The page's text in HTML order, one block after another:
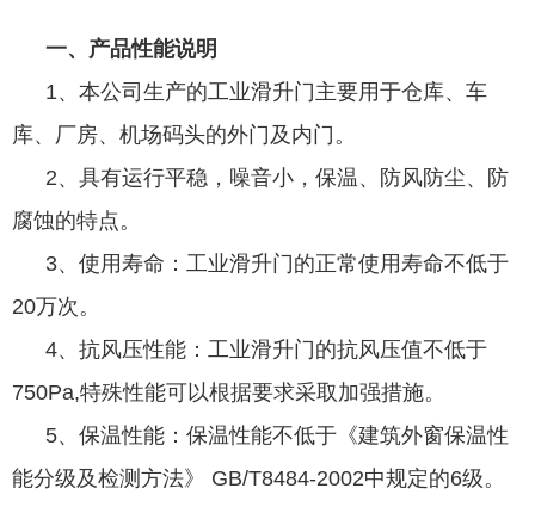
一、产品性能说明
1、本公司生产的工业滑升门主要用于仓库、车
库、厂房、机场码头的外门及内门。
2、具有运行平稳，噪音小，保温、防风防尘、防
腐蚀的特点。
3、使用寿命：工业滑升门的正常使用寿命不低于
20万次。
4、抗风压性能：工业滑升门的抗风压值不低于
750Pa,特殊性能可以根据要求采取加强措施。
5、保温性能：保温性能不低于《建筑外窗保温性
能分级及检测方法》 GB/T8484-2002中规定的6级。